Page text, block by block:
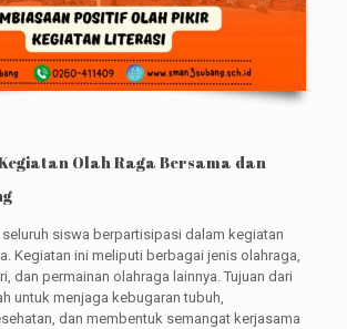
Olah Raga Bersama dan
seluruh siswa berpartisipasi dalam kegiatan
Kegiatan ini meliputi berbagai jenis olahraga,
dan permainan olahraga lainnya. Tujuan dari
untuk menjaga kebugaran tubuh,
dan membentuk semangat kerjasama